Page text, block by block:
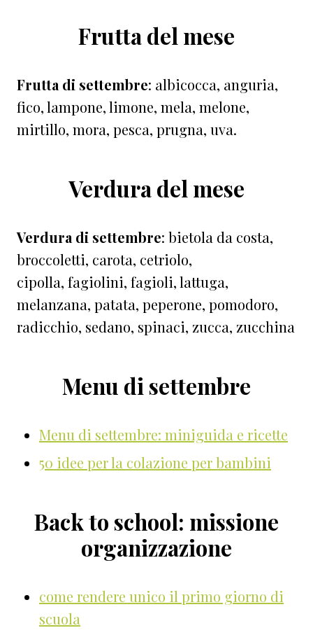
Frutta del mese
Frutta di settembre: albicocca, anguria,
fico, lampone, limone, mela, melone,
mirtillo, mora, pesca, prugna, uva.
Verdura del mese
Verdura di settembre: bietola da costa,
broccoletti, carota, cetriolo,
cipolla, fagiolini, fagioli, lattuga,
melanzana, patata, peperone, pomodoro,
radicchio, sedano, spinaci, zucca, zucchina
Menu di settembre
Menu di settembre: miniguida e ricette
50 idee per la colazione per bambini
Back to school: missione
organizzazione
come rendere unico il primo giorno di
scuola